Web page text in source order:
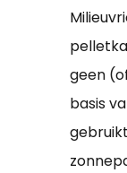
geen
basis